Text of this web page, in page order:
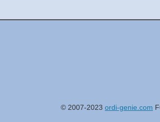
© 2007-2023 ordi-genie.com